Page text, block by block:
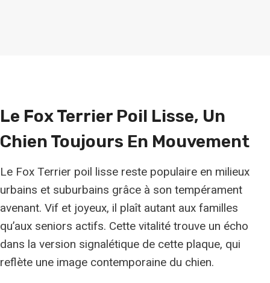
Le Fox Terrier Poil Lisse, Un
Chien Toujours En Mouvement
Le Fox Terrier poil lisse reste populaire en milieux
urbains et suburbains grâce à son tempérament
avenant. Vif et joyeux, il plaît autant aux familles
qu’aux seniors actifs. Cette vitalité trouve un écho
dans la version signalétique de cette plaque, qui
reflète une image contemporaine du chien.